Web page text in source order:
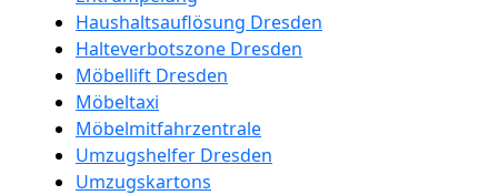
Haushaltsauflösung Dresden
Halteverbotszone Dresden
Möbellift Dresden
Möbeltaxi
Möbelmitfahrzentrale
Umzugshelfer Dresden
Umzugskartons